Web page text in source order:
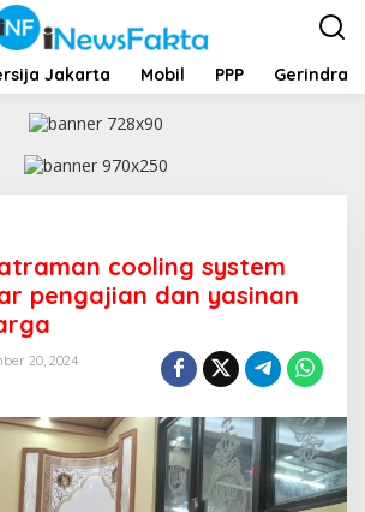
Jakarta Mobil PPP Gerindra
o
e
cooling system
pengajian dan yasinan
20, 2024